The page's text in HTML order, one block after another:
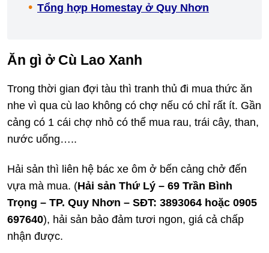
Tổng hợp Homestay ở Quy Nhơn
Ăn gì ở Cù Lao Xanh
Trong thời gian đợi tàu thì tranh thủ đi mua thức ăn
nhe vì qua cù lao không có chợ nếu có chỉ rất ít. Gần
cảng có 1 cái chợ nhỏ có thể mua rau, trái cây, than,
nước uống…..
Hải sản thì liên hệ bác xe ôm ở bến cảng chở đến
vựa mà mua. (Hải sản Thứ Lý – 69 Trần Bình
Trọng – TP. Quy Nhơn – SĐT: 3893064 hoặc 0905
697640), hải sản bảo đảm tươi ngon, giá cả chấp
nhận được.